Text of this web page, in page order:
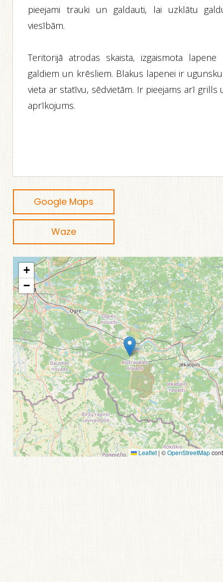
pieejami trauki un galdauti, lai uzklātu
viesībām.
Teritorijā atrodas skaista, izgaismota lapene
galdiem un krēsliem. Blakus lapenei ir
vieta ar statīvu, sēdvietām. Ir pieejams arī grills
aprīkojums.
Google Maps
Waze
+
−
Leaflet | ©OpenStreetMap